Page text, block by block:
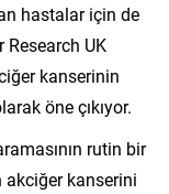
hastalar için de
Research UK
kanserinin
öne çıkıyor.
rutin bir
akciğer kanserini